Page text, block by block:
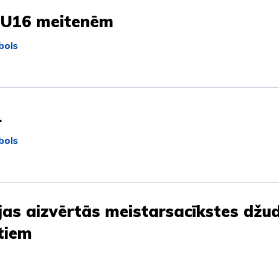
meitenēm
aizvērtās meistarsacīkstes